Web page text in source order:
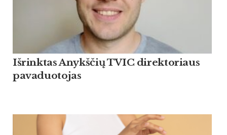
Išrinktas Anykščių TVIC direktoriaus
pavaduotojas